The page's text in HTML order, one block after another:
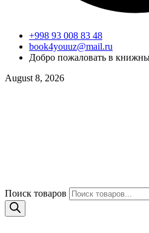
+998 93 008 83 48
book4youuz@mail.ru
Добро пожаловать в
August 8, 2026
Поиск товаров